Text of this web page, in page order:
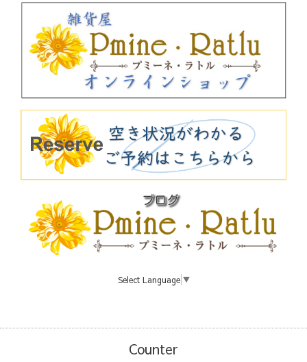
Select Language ▼
Counter